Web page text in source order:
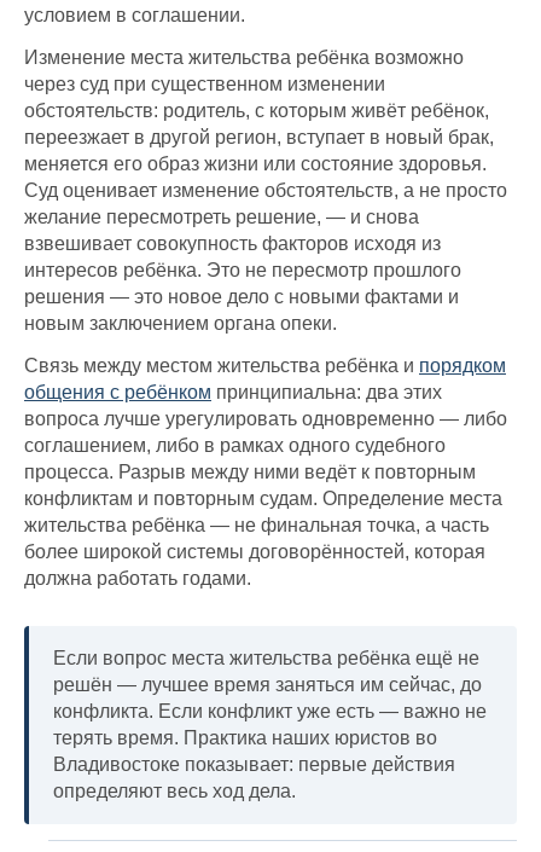
условием в соглашении.
Изменение места жительства ребёнка возможно
через суд при существенном изменении
обстоятельств: родитель, с которым живёт ребёнок,
переезжает в другой регион, вступает в новый брак,
меняется его образ жизни или состояние здоровья.
Суд оценивает изменение обстоятельств, а не просто
желание пересмотреть решение, — и снова
взвешивает совокупность факторов исходя из
интересов ребёнка. Это не пересмотр прошлого
решения — это новое дело с новыми фактами и
новым заключением органа опеки.
Связь между местом жительства ребёнка и порядком
общения с ребёнком принципиальна: два этих
вопроса лучше урегулировать одновременно — либо
соглашением, либо в рамках одного судебного
процесса. Разрыв между ними ведёт к повторным
конфликтам и повторным судам. Определение места
жительства ребёнка — не финальная точка, а часть
более широкой системы договорённостей, которая
должна работать годами.
Если вопрос места жительства ребёнка ещё не
решён — лучшее время заняться им сейчас, до
конфликта. Если конфликт уже есть — важно не
терять время. Практика наших юристов во
Владивостоке показывает: первые действия
определяют весь ход дела.